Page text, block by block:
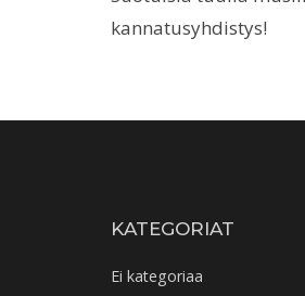
kannatusyhdistys!
KATEGORIAT
Ei kategoriaa